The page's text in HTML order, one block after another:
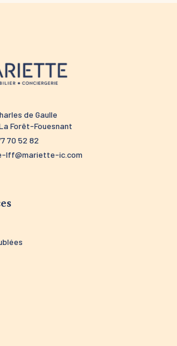
de Gaulle
Fouesnant
52 82
ic.com